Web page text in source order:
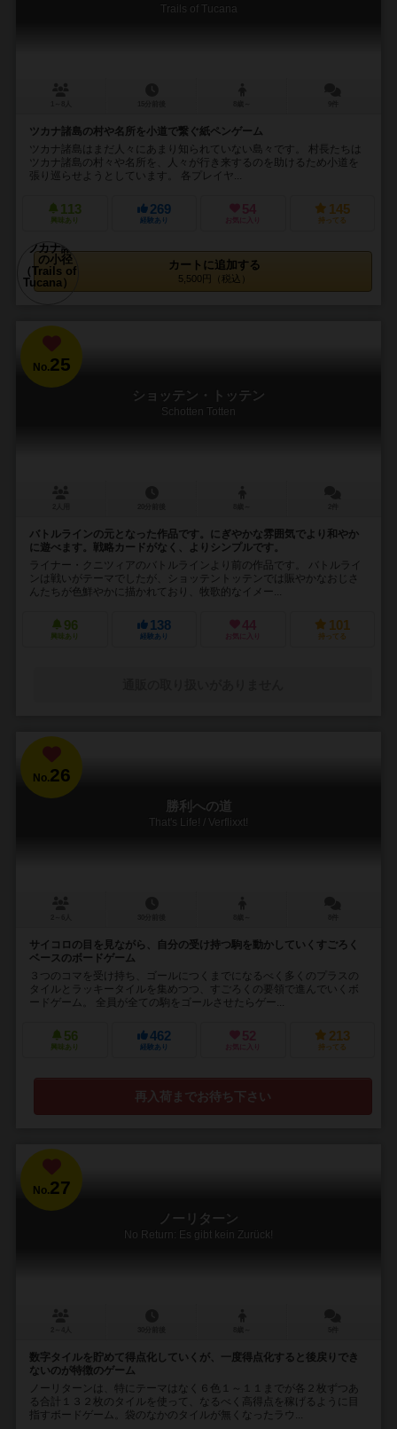
Trails of Tucana
ツカナ諸島の村や名所を小道で繋ぐ紙ペンゲーム
ツカナ諸島はまだ人々にあまり知られていない島々です。 村長たちは
ツカナ諸島の村々や名所を、人々が行き来するのを助けるため小道を
張り巡らせようとしています。 各プレイヤ...
113
興味あり
269
経験あり
54
お気に入り
145
持ってる
カートに追加する
5,500円（税込）
No.25
ショッテン・トッテン
Schotten Totten
バトルラインの元となった作品です。にぎやかな雰囲気でより和やか
に遊べます。戦略カードがなく、よりシンプルです。
ライナー・クニツィアのバトルラインより前の作品です。 バトルライ
ンは戦いがテーマでしたが、ショッテントッテンでは賑やかなおじさ
んたちが色鮮やかに描かれており、牧歌的なイメー...
96
興味あり
138
経験あり
44
お気に入り
101
持ってる
No.26
勝利への道
That's Life! / Verflixxt!
サイコロの目を見ながら、自分の受け持つ駒を動かしていくすごろく
ベースのボードゲーム
３つのコマを受け持ち、ゴールにつくまでになるべく多くのプラスの
タイルとラッキータイルを集めつつ、すごろくの要領で進んでいくボ
ードゲーム。 全員が全ての駒をゴールさせたらゲー...
56
興味あり
462
経験あり
52
お気に入り
213
持ってる
再入荷までお待ち下さい
No.27
ノーリターン
No Return: Es gibt kein Zurück!
数字タイルを貯めて得点化していくが、一度得点化すると後戻りでき
ないのが特徴のゲーム
ノーリターンは、特にテーマはなく６色１～１１までが各２枚ずつあ
る合計１３２枚のタイルを使って、なるべく高得点を稼げるように目
指すボードゲーム。袋のなかのタイルが無くなったラウ...